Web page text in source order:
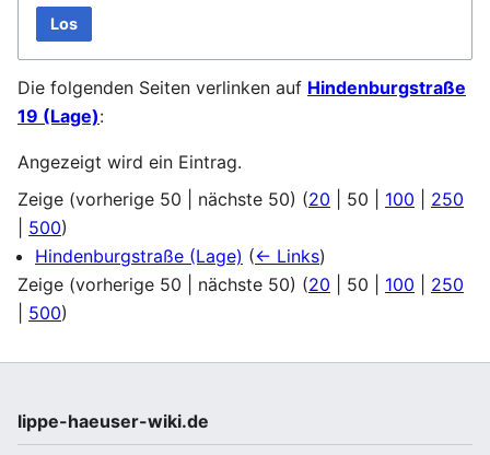
Los
Die folgenden Seiten verlinken auf Hindenburgstraße
19 (Lage):
Angezeigt wird ein Eintrag.
Zeige (vorherige 50 nächste 50) (20 50 100
250
500)
Hindenburgstraße (Lage) (← Links)
Zeige (vorherige 50 nächste 50) (20 50 100
250
500)
lippe-haeuser-wiki.de